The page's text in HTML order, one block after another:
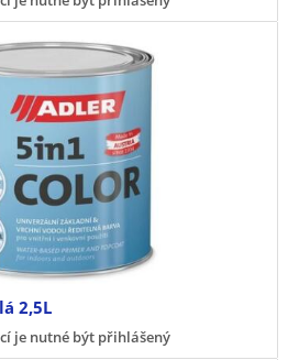
2,5L
je nutné být přihlášený